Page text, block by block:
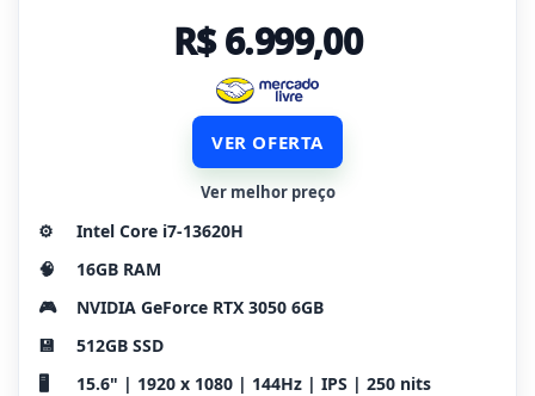
R$ 6.999,00
VER OFERTA
Ver melhor preço
⚙️
Intel Core i7-13620H
🧠
16GB RAM
🎮
NVIDIA GeForce RTX 3050 6GB
💾
512GB SSD
🖥️
15.6" | 1920 x 1080 | 144Hz | IPS | 250 nits